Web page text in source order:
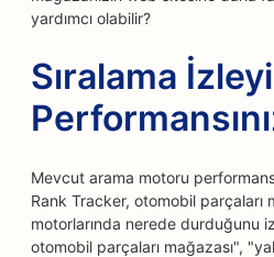
yardımcı olabilir?
Sıralama
Mevcut arama motoru
Rank Tracker, otomobil parçaları
motorlarında nerede durduğunu
otomobil parçaları mağazası",